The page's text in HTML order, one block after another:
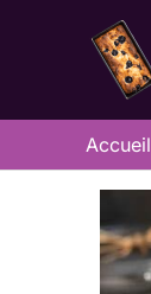
Accueil